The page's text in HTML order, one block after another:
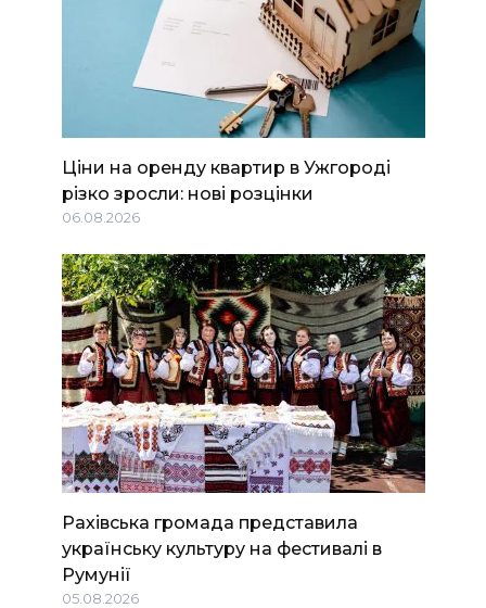
Ціни на оренду квартир в Ужгороді
різко зросли: нові розцінки
06.08.2026
Рахівська громада представила
українську культуру на фестивалі в
Румунії
05.08.2026